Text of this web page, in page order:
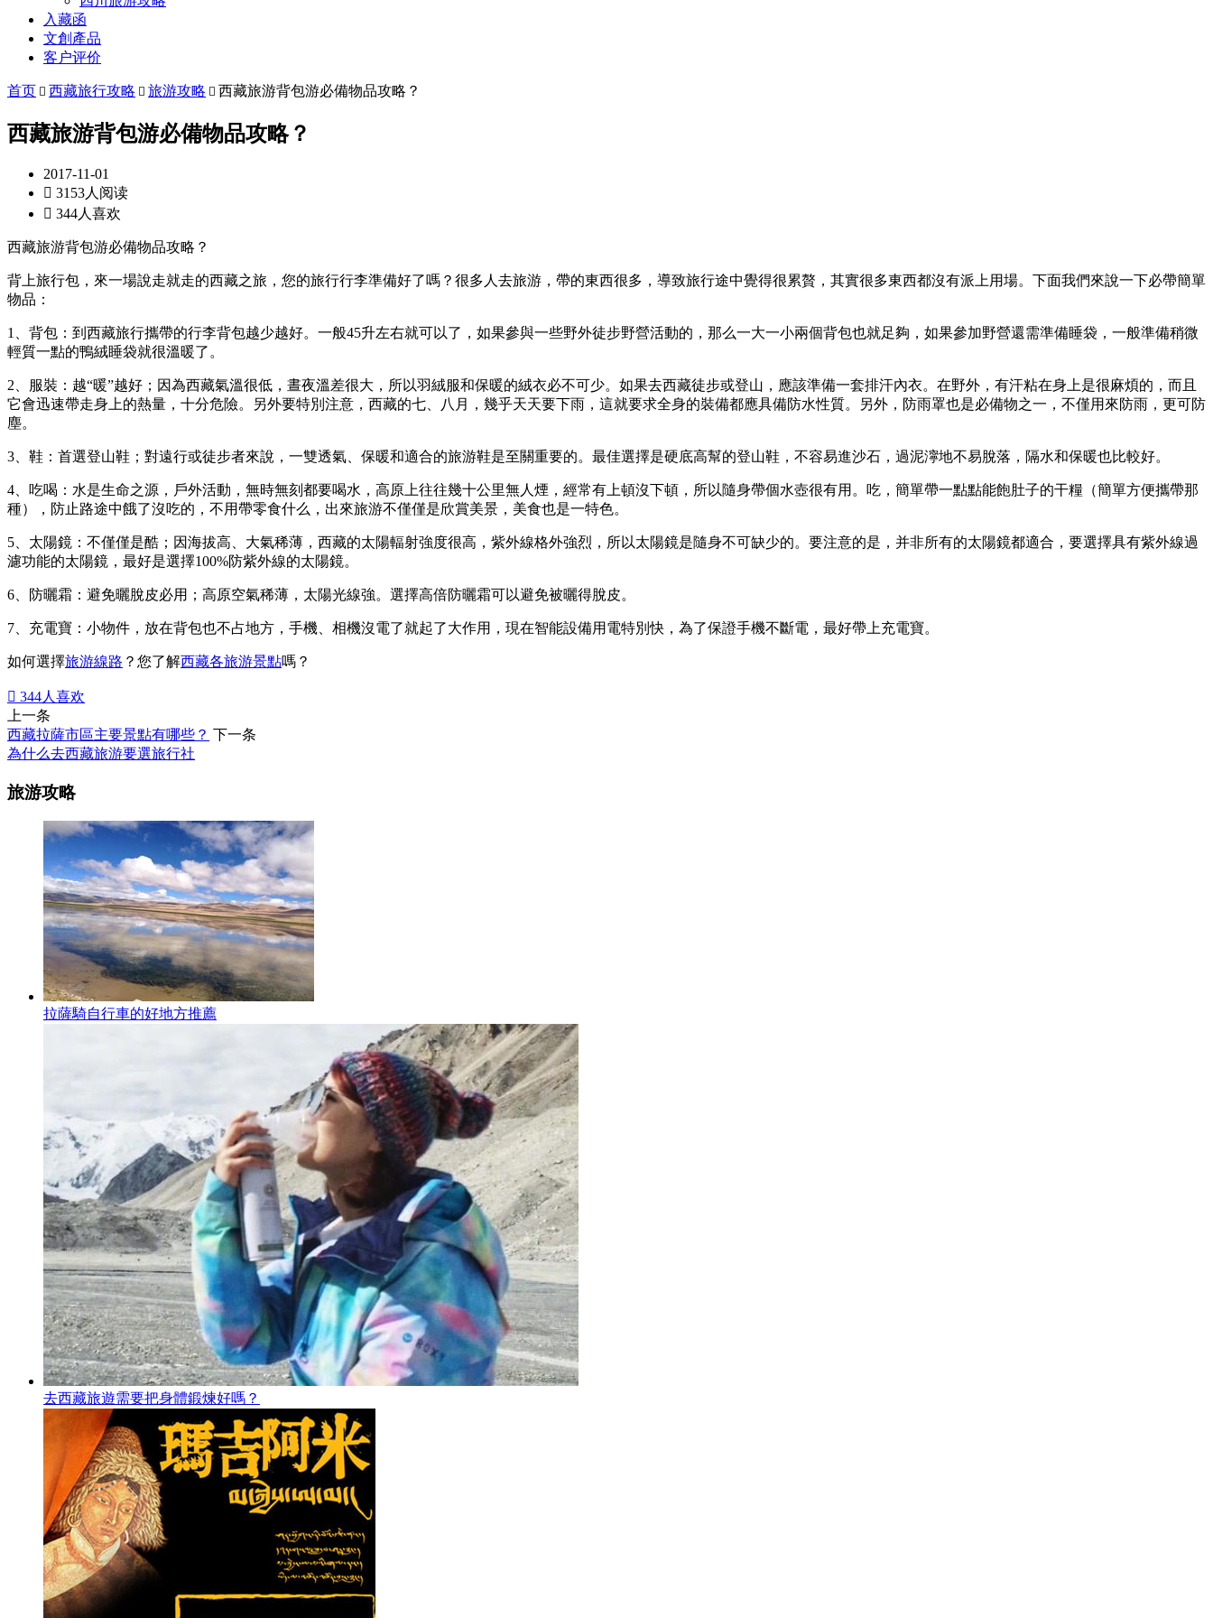
入藏函
文創產品
客户评价
首页  西藏旅行攻略  旅游攻略  西藏旅游背包游必備物品攻略？
西藏旅游背包游必備物品攻略？
2017-11-01
 3153人阅读
 344人喜欢
西藏旅游背包游必備物品攻略？
背上旅行包，來一場說走就走的西藏之旅，您的旅行行李準備好了嗎？很多人去旅游，帶的東西很多，導致旅行途中覺得很累贅，其實很多東西都沒有派上用場。下面我們來說一下必帶簡單
物品：
1、背包：到西藏旅行攜帶的行李背包越少越好。一般45升左右就可以了，如果參與一些野外徒步野營活動的，那么一大一小兩個背包也就足夠，如果參加野營還需準備睡袋，一般準備稍微
輕質一點的鴨絨睡袋就很溫暖了。
2、服裝：越“暖”越好；因為西藏氣溫很低，晝夜溫差很大，所以羽絨服和保暖的絨衣必不可少。如果去西藏徒步或登山，應該準備一套排汗內衣。在野外，有汗粘在身上是很麻煩的，而且
它會迅速帶走身上的熱量，十分危險。另外要特別注意，西藏的七、八月，幾乎天天要下雨，這就要求全身的裝備都應具備防水性質。另外，防雨罩也是必備物之一，不僅用來防雨，更可防
塵。
3、鞋：首選登山鞋；對遠行或徒步者來說，一雙透氣、保暖和適合的旅游鞋是至關重要的。最佳選擇是硬底高幫的登山鞋，不容易進沙石，過泥濘地不易脫落，隔水和保暖也比較好。
4、吃喝：水是生命之源，戶外活動，無時無刻都要喝水，高原上往往幾十公里無人煙，經常有上頓沒下頓，所以隨身帶個水壺很有用。吃，簡單帶一點點能飽肚子的干糧（簡單方便攜帶那
種），防止路途中餓了沒吃的，不用帶零食什么，出來旅游不僅僅是欣賞美景，美食也是一特色。
5、太陽鏡：不僅僅是酷；因海拔高、大氣稀薄，西藏的太陽輻射強度很高，紫外線格外強烈，所以太陽鏡是隨身不可缺少的。要注意的是，并非所有的太陽鏡都適合，要選擇具有紫外線過
濾功能的太陽鏡，最好是選擇100%防紫外線的太陽鏡。
6、防曬霜：避免曬脫皮必用；高原空氣稀薄，太陽光線強。選擇高倍防曬霜可以避免被曬得脫皮。
7、充電寶：小物件，放在背包也不占地方，手機、相機沒電了就起了大作用，現在智能設備用電特別快，為了保證手機不斷電，最好帶上充電寶。
如何選擇旅游線路 ？ 您了解西藏各旅游景點嗎？
 344人喜欢
上一条
西藏拉薩市區主要景點有哪些？ 下一条
為什么去西藏旅游要選旅行社
旅游攻略
拉薩騎自行車的好地方推薦
去西藏旅遊需要把身體鍛煉好嗎？